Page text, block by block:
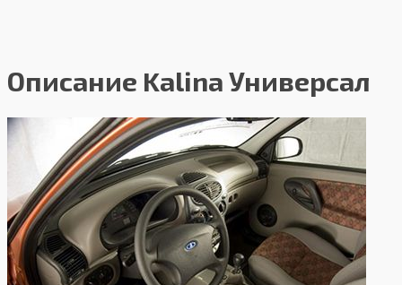
Описание Kalina Универсал